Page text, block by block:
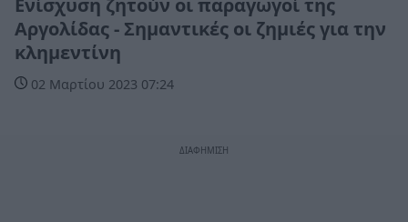
Ενίσχυση ζητούν οι παραγωγοί της
Αργολίδας - Σημαντικές οι ζημιές για την
κλημεντίνη
02 Μαρτίου 2023 07:24